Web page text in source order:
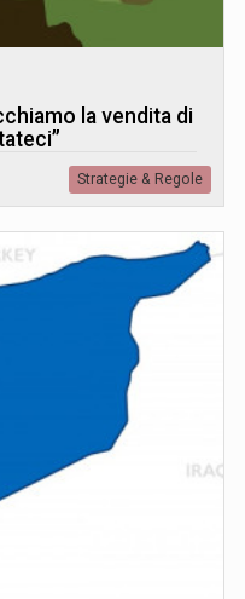
la vendita di
Strategie & Regole